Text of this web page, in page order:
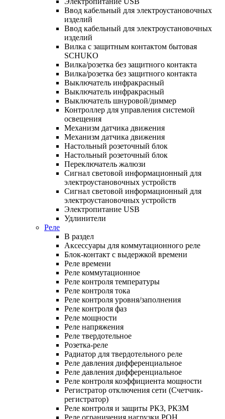
Ввод кабельный для электроустановочных
изделий
Ввод кабельный для электроустановочных
изделий
Вилка с защитным контактом бытовая
SCHUKO
Вилка/розетка без защитного контакта
Вилка/розетка без защитного контакта
Выключатель инфракрасный
Выключатель инфракрасный
Выключатель шнуровой/диммер
Контроллер для управления системой
освещения
Механизм датчика движения
Механизм датчика движения
Настольный розеточный блок
Настольный розеточный блок
Переключатель жалюзи
Сигнал световой информационный для
электроустановочных устройств
Сигнал световой информационный для
электроустановочных устройств
Электропитание USB
Удлинители
Реле
В раздел
Аксессуары для коммутационного реле
Блок-контакт с выдержкой времени
Реле времени
Реле коммутационное
Реле контроля температуры
Реле контроля тока
Реле контроля уровня/заполнения
Реле контроля фаз
Реле мощности
Реле напряжения
Реле твердотельное
Розетка-реле
Радиатор для твердотельного реле
Реле давления дифференциальное
Реле давления дифференциальное
Реле контроля коэффициента мощности
Регистратор отключения сети (Счетчик-
регистратор)
Реле контроля и защиты РКЗ, РКЗМ
Реле ограничения нагрузки РОН